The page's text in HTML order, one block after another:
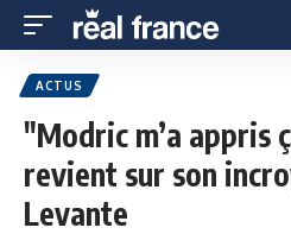
ACTUS
"Modric m’a appris
revient sur son
Levante